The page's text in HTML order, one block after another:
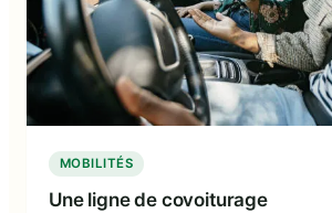
MOBILITÉS
Une ligne de covoiturage